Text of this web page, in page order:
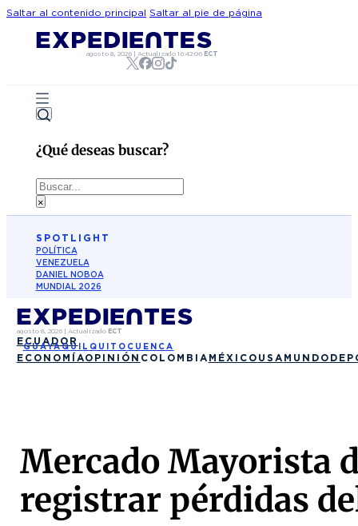
Saltar al contenido principal Saltar al pie de página
agosto 8, 2026| Actualizado 16:42:06 ECT
¿Qué deseas buscar?
Buscar
×
SPOTLIGHT
POLÍTICA
VENEZUELA
DANIEL NOBOA
MUNDIAL 2026
agosto 8, 2026| Actualizado ECT
ECUADOR
GUAYAQUIL QUITO CUENCA
ECONOMÍAOPINIÓN COLOMBIA MÉXICO USA MUNDO
Mercado Mayorista
registrar pérdidas